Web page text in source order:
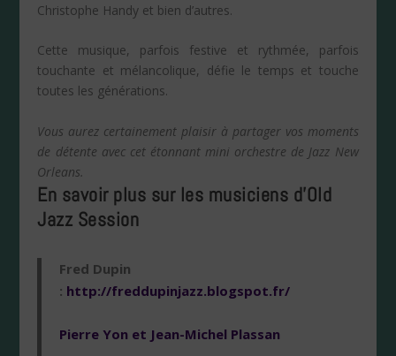
Christophe Handy et bien d’autres.
Cette musique, parfois festive et rythmée, parfois
touchante et mélancolique, défie le temps et touche
toutes les générations.
Vous aurez certainement plaisir à partager vos moments
de détente avec cet étonnant mini orchestre de Jazz New
Orleans.
En savoir plus sur les musiciens d’Old
Jazz Session
Fred Dupin
: http://freddupinjazz.blogspot.fr/
Pierre Yon et Jean-Michel Plassan